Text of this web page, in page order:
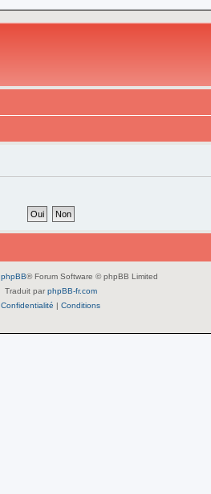
phpBB® Forum Software © phpBB Limited
Traduit par phpBB-fr.com
Confidentialité | Conditions